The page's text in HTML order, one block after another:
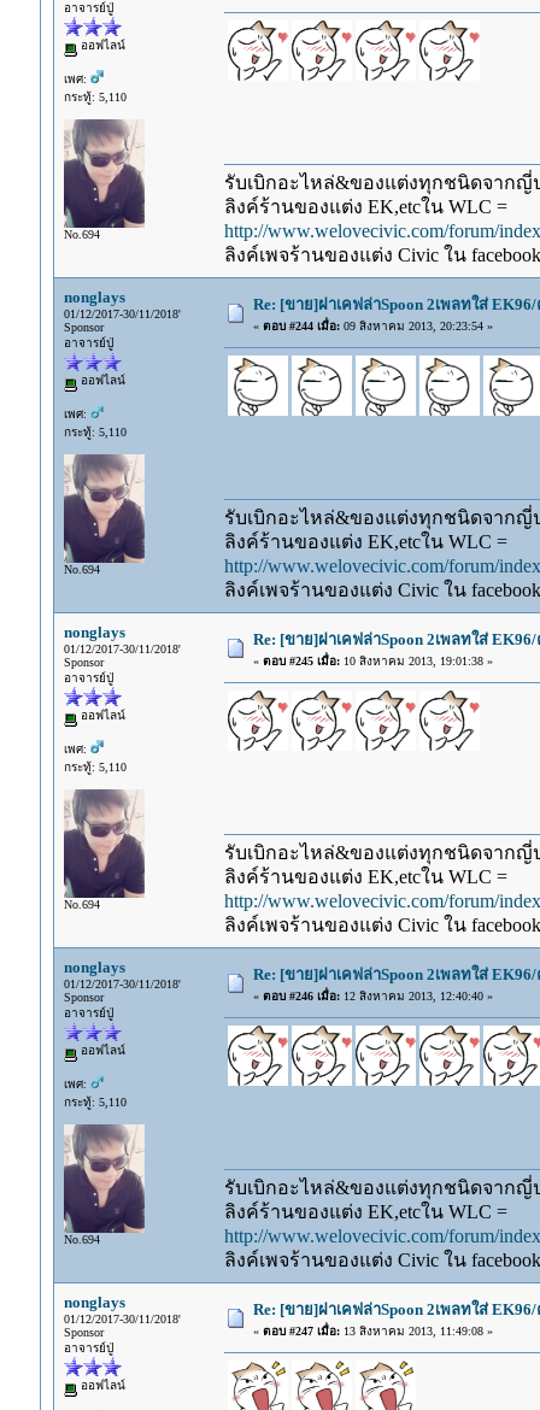
อาจารย์ปู่
ออฟไลน์
เพศ:
กระทู้: 5,110
No.694
รับเบิกอะไหล่&ของแต่งทุกชนิดจากญี่
ลิงค์ร้านของแต่ง EK,etcใน WLC =
http://www.welovecivic.com/forum/
ลิงค์เพจร้านของแต่ง Civic ใน
nonglays
01/12/2017-30/11/2018'
Sponsor
อาจารย์ปู่
ออฟไลน์
เพศ:
กระทู้: 5,110
No.694
Re: [ขาย]ฝาเคฟล่าSpoon 2เพลทใส่
« ตอบ #244 เมื่อ:09 สิงหาคม 2013, 20:23:54 »
รับเบิกอะไหล่&ของแต่งทุกชนิดจากญี่
ลิงค์ร้านของแต่ง EK,etcใน WLC =
http://www.welovecivic.com/forum/
ลิงค์เพจร้านของแต่ง Civic ใน
nonglays
01/12/2017-30/11/2018'
Sponsor
อาจารย์ปู่
ออฟไลน์
เพศ:
กระทู้: 5,110
No.694
Re: [ขาย]ฝาเคฟล่าSpoon 2เพลทใส่
« ตอบ #245 เมื่อ:10 สิงหาคม 2013, 19:01:38 »
รับเบิกอะไหล่&ของแต่งทุกชนิดจากญี่
ลิงค์ร้านของแต่ง EK,etcใน WLC =
http://www.welovecivic.com/forum/
ลิงค์เพจร้านของแต่ง Civic ใน
nonglays
01/12/2017-30/11/2018'
Sponsor
อาจารย์ปู่
ออฟไลน์
เพศ:
กระทู้: 5,110
No.694
Re: [ขาย]ฝาเคฟล่าSpoon 2เพลทใส่
« ตอบ #246 เมื่อ:12 สิงหาคม 2013, 12:40:40 »
รับเบิกอะไหล่&ของแต่งทุกชนิดจากญี่
ลิงค์ร้านของแต่ง EK,etcใน WLC =
http://www.welovecivic.com/forum/
ลิงค์เพจร้านของแต่ง Civic ใน
nonglays
01/12/2017-30/11/2018'
Sponsor
อาจารย์ปู่
ออฟไลน์
Re: [ขาย]ฝาเคฟล่าSpoon 2เพลทใส่
« ตอบ #247 เมื่อ:13 สิงหาคม 2013, 11:49:08 »